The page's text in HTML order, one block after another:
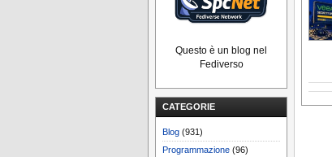
Questo è un blog nel
Fediverso
CATEGORIE
Blog (931)
Programmazione (96)